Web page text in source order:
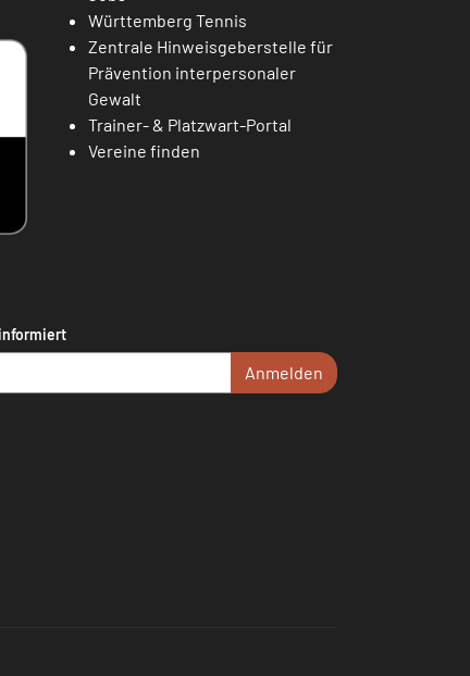
Württemberg Tennis
Zentrale Hinweisgeberstelle für
Prävention interpersonaler
Gewalt
Trainer- & Platzwart-Portal
Vereine finden
Anmelden